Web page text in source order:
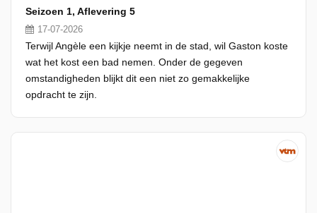
Seizoen 1, Aflevering 5
17-07-2026
Terwijl Angèle een kijkje neemt in de stad, wil Gaston koste
wat het kost een bad nemen. Onder de gegeven
omstandigheden blijkt dit een niet zo gemakkelijke
opdracht te zijn.